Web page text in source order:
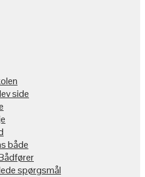
side
både
spørgsmål